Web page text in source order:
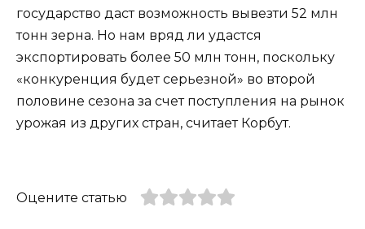
государство даст возможность вывезти 52 млн
тонн зерна. Но нам вряд ли удастся
экспортировать более 50 млн тонн, поскольку
«конкуренция будет серьезной» во второй
половине сезона за счет поступления на рынок
урожая из других стран, считает Корбут.
Оцените статью